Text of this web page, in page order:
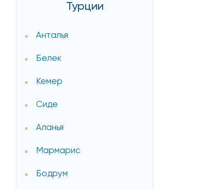
Турции
Анталья
Белек
Кемер
Сиде
Аланья
Мармарис
Бодрум